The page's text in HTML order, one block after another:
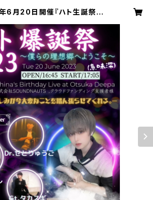
6月20日開催『ハト生誕祭〜
ブチケット | 株式会社SOUND
OFFICIAL WEB SHOP